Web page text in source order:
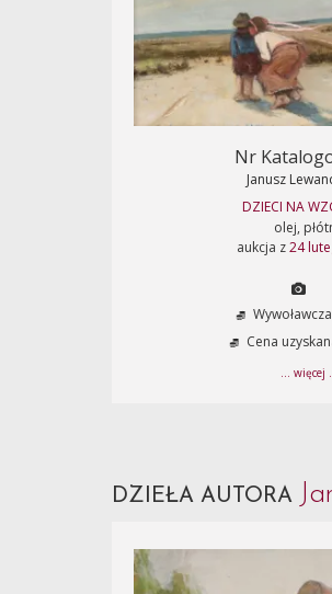
Nr
Janusz
DZIECI NA
olej,
aukcja z24
Cena
... więcej
DZIEŁA AUTORA